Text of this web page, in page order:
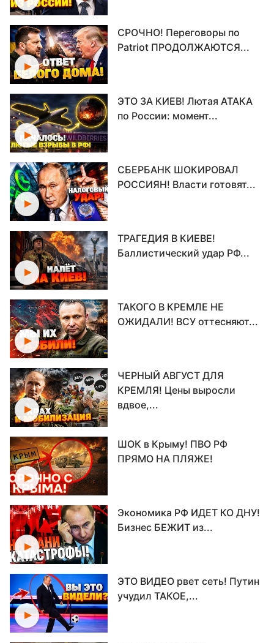
СРОЧНО! Переговоры по
Patriot ПРОДОЛЖАЮТСЯ...
ЭТО ЗА КИЕВ! Лютая АТАКА
по России: момент...
СБЕРБАНК ШОКИРОВАЛ
РОССИЯН! Власти готовят...
ТРАГЕДИЯ В КИЕВЕ!
Баллистический удар РФ...
ТАКОГО В КРЕМЛЕ НЕ
ОЖИДАЛИ! ВСУ оттесняют...
ЧЕРНЫЙ АВГУСТ ДЛЯ
КРЕМЛЯ! Цены выросли
вдвое,...
ШОК в Крыму! ПВО РФ
ПРЯМО НА ПЛЯЖЕ!
Экономика РФ ИДЕТ КО ДНУ!
Бизнес БЕЖИТ из...
ЭТО ВИДЕО рвет сеть! Путин
учудил ТАКОЕ,...